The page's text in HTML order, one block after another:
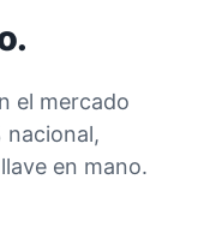
el mercado
nacional,
en mano.